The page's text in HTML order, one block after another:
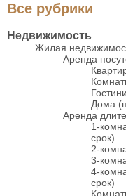
Все рубрики
Недвижимость
Жилая
Аренда
Дома
Аренда
1-
срок)
2-
3-
4-
срок)